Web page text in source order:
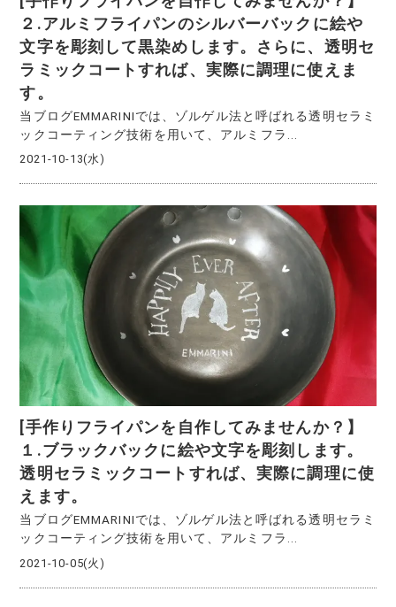
２.アルミフライパンのシルバーバックに絵や
文字を彫刻して黒染めします。さらに、透明セ
ラミックコートすれば、実際に調理に使えま
す。
当ブログEMMARINIでは、ゾルゲル法と呼ばれる透明セラミ
ックコーティング技術を用いて、アルミフラ...
2021-10-13(水)
[手作りフライパンを自作してみませんか？】
１.ブラックバックに絵や文字を彫刻します。
透明セラミックコートすれば、実際に調理に使
えます。
当ブログEMMARINIでは、ゾルゲル法と呼ばれる透明セラミ
ックコーティング技術を用いて、アルミフラ...
2021-10-05(火)